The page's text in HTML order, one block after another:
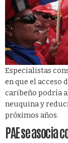
Especialistas
en que el acceso
caribeño podría
neuquina y
próximos años.
PAE se